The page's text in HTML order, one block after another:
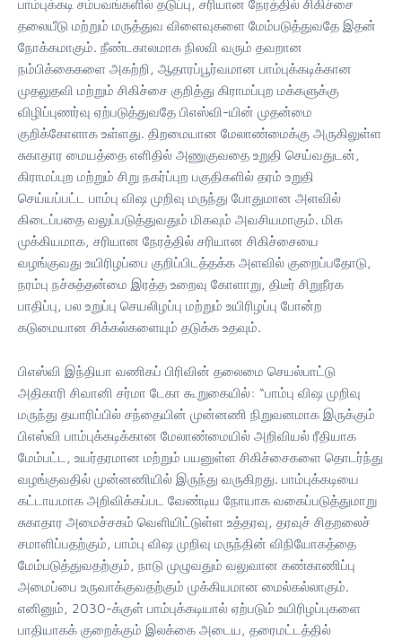
பாம்புக்கடி சம்பவங்களில் தடுப்பு, சரியான நேரத்தில் சிகிச்சை
தலையீடு மற்றும் மருத்துவ விளைவுகளை மேம்படுத்துவதே இதன்
நோக்கமாகும். நீண்டகாலமாக நிலவி வரும் தவறான
நம்பிக்கைகளை அகற்றி, ஆதாரப்பூர்வமான பாம்புக்கடிக்கான
முதலுதவி மற்றும் சிகிச்சை குறித்து கிராமப்புற மக்களுக்கு
விழிப்புணர்வு ஏற்படுத்துவதே பிஎஸ்வி-யின் முதன்மை
குறிக்கோளாக உள்ளது. திறமையான மேலாண்மைக்கு அருகிலுள்ள
சுகாதார மையத்தை எளிதில் அணுகுவதை உறுதி செய்வதுடன்,
கிராமப்புற மற்றும் சிறு நகர்ப்புற பகுதிகளில் தரம் உறுதி
செய்யப்பட்ட பாம்பு விஷ முறிவு மருந்து போதுமான அளவில்
கிடைப்பதை வலுப்படுத்துவதும் மிகவும் அவசியமாகும். மிக
முக்கியமாக, சரியான நேரத்தில் சரியான சிகிச்சையை
வழங்குவது உயிரிழப்பை குறிப்பிடத்தக்க அளவில் குறைப்பதோடு,
நரம்பு நச்சுத்தன்மை இரத்த உறைவு கோளாறு, திடீர் சிறுநீரக
பாதிப்பு, பல உறுப்பு செயலிழப்பு மற்றும் உயிரிழப்பு போன்ற
கடுமையான சிக்கல்களையும் தடுக்க உதவும்.
பிஎஸ்வி இந்தியா வணிகப் பிரிவின் தலைமை செயல்பாட்டு
அதிகாரி சிவானி சர்மா டேகா கூறுகையில்: “பாம்பு விஷ முறிவு
மருந்து தயாரிப்பில் சந்தையின் முன்னணி நிறுவனமாக இருக்கும்
பிஎஸ்வி பாம்புக்கடிக்கான மேலாண்மையில் அறிவியல் ரீதியாக
மேம்பட்ட, உயர்தரமான மற்றும் பயனுள்ள சிகிச்சைகளை தொடர்ந்து
வழங்குவதில் முன்னணியில் இருந்து வருகிறது. பாம்புக்கடியை
கட்டாயமாக அறிவிக்கப்பட வேண்டிய நோயாக வகைப்படுத்துமாறு
சுகாதார அமைச்சகம் வெளியிட்டுள்ள உத்தரவு, தரவுச் சிதறலைச்
சமாளிப்பதற்கும், பாம்பு விஷ முறிவு மருந்தின் விநியோகத்தை
மேம்படுத்துவதற்கும், நாடு முழுவதும் வலுவான கண்காணிப்பு
அமைப்பை உருவாக்குவதற்கும் முக்கியமான மைல்கல்லாகும்.
எனினும், 2030-க்குள் பாம்புக்கடியால் ஏற்படும் உயிரிழப்புகளை
பாதியாகக் குறைக்கும் இலக்கை அடைய, தரைமட்டத்தில்